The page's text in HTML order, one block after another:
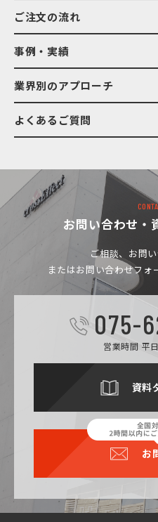
ご注文の流れ
事例・実績
業界別のアプローチ
よくあるご質問
お問い合わせ・
ご相談、お問
またはお問い合わせフォ
075-
営業時間 平
資料
お